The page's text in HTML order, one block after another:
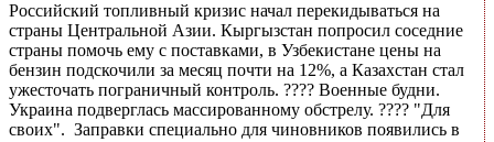
Российский топливный кризис начал перекидываться на
страны Центральной Азии. Кыргызстан попросил соседние
страны помочь ему с поставками, в Узбекистане цены на
бензин подскочили за месяц почти на 12%, а Казахстан стал
ужесточать пограничный контроль. ???? Военные будни.
Украина подверглась массированному обстрелу. ???? "Для
своих". Заправки специально для чиновников появились в